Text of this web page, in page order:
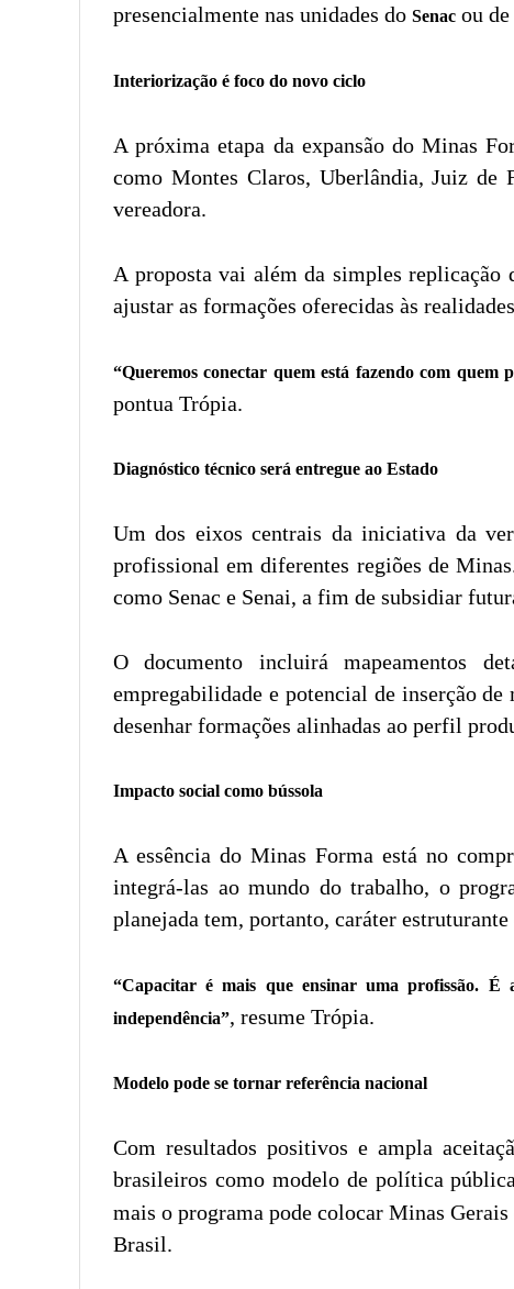
presencialmente nas unidades do Senac ou
Interiorização é foco do novo ciclo
A próxima etapa da expansão do Minas
como Montes Claros, Uberlândia, Juiz de
vereadora.
A proposta vai além da simples
ajustar as formações oferecidas às
“Queremos conectar quem está fazendo com quem
pontua Trópia.
Diagnóstico técnico será entregue ao Estado
Um dos eixos centrais da iniciativa da
profissional em diferentes regiões de
como Senac e Senai, a fim de subsidiar
O documento incluirá mapeamentos
empregabilidade e potencial de inserção
desenhar formações alinhadas ao perfil
Impacto social como bússola
A essência do Minas Forma está no
integrá-las ao mundo do trabalho, o
planejada tem, portanto, caráter
“Capacitar é mais que ensinar uma profissão. É
independência”, resume Trópia.
Modelo pode se tornar referência nacional
Com resultados positivos e ampla
brasileiros como modelo de política
mais o programa pode colocar Minas
Brasil.